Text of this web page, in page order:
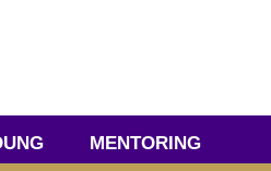
MENTORING